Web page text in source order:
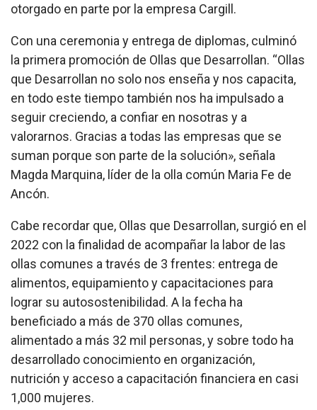
otorgado en parte por la empresa Cargill.
Con una ceremonia y entrega de diplomas, culminó
la primera promoción de Ollas que Desarrollan. “Ollas
que Desarrollan no solo nos enseña y nos capacita,
en todo este tiempo también nos ha impulsado a
seguir creciendo, a confiar en nosotras y a
valorarnos. Gracias a todas las empresas que se
suman porque son parte de la solución», señala
Magda Marquina, líder de la olla común Maria Fe de
Ancón.
Cabe recordar que, Ollas que Desarrollan, surgió en el
2022 con la finalidad de acompañar la labor de las
ollas comunes a través de 3 frentes: entrega de
alimentos, equipamiento y capacitaciones para
lograr su autosostenibilidad. A la fecha ha
beneficiado a más de 370 ollas comunes,
alimentado a más 32 mil personas, y sobre todo ha
desarrollado conocimiento en organización,
nutrición y acceso a capacitación financiera en casi
1,000 mujeres.